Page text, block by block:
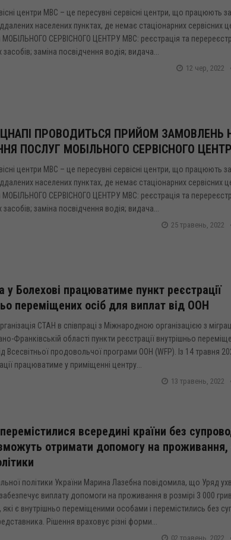
центри МВС – це пересувні сервісні центри, що працюють за
населених пунктах, де немає стаціонарних сервісних
МОБІЛЬНОГО CЕРВІСНОГО ЦЕНТРУ МВС: реєстрація та
заміна посвідчення водія; видача...
12 чер, 2022
ЦНАПІ ПРОВОДИТЬСЯ ПРИЙОМ ЗАМОВЛЕНЬ
ПОСЛУГ МОБІЛЬНОГО СЕРВІСНОГО
центри МВС – це пересувні сервісні центри, що працюють за
населених пунктах, де немає стаціонарних сервісних
МОБІЛЬНОГО CЕРВІСНОГО ЦЕНТРУ МВС: реєстрація та
заміна посвідчення водія; видача...
25 травень, 2022
у Болехові працюватиме пункт реєстрації
переміщених осіб для виплат від ООН
СТАН в співпраці з Міжнародною організацією з
Франківській області пункти реєстрації внутрішньо
Всесвітньої продовольчої програми ООН (WFP). Із 14 травня
працюватиме у приміщенні центру...
13 травень, 2022
всередині країни без
отримати допомогу на проживання,
політики України Марина Лазебна повідомила, що Уряд
виплату допомоги на проживання в розмірі 3 000
які є внутрішньо переміщеними особами і перемістились без
Рішення враховує різні форми...
02 травень, 2022